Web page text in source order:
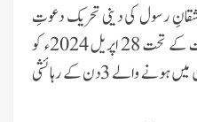
رسول کی دینی تحریک دعوتِ
اسلامی کے شعبہ روحانی علاج للبنات کے تحت 28 اپریل 2024ء کو
کراچی میں قائم فیضانِ صحابیات گلشن میں ہونے والے 3 دن کے رہائشی